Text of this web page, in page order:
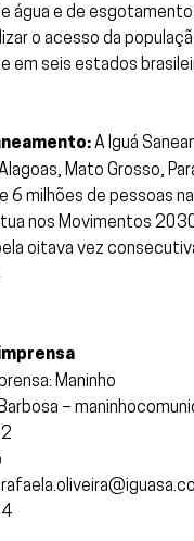
água e de esgotamento
o acesso da
em seis estados
A Iguá
Mato Grosso,
6 milhões de pessoas
nos Movimentos
oitava vez
Maninho
–